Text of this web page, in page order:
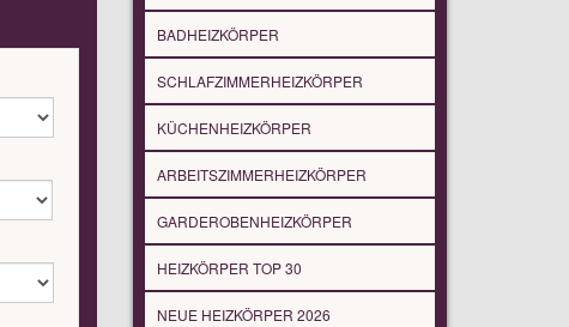
BADHEIZKÖRPER
SCHLAFZIMMERHEIZKÖRPER
KÜCHENHEIZKÖRPER
ARBEITSZIMMERHEIZKÖRPER
GARDEROBENHEIZKÖRPER
HEIZKÖRPER TOP 30
NEUE HEIZKÖRPER 2026